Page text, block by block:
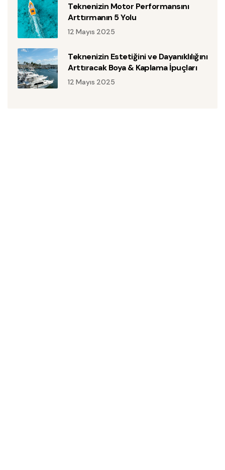
Teknenizin Motor Performansını
Arttırmanın 5 Yolu
12 Mayıs 2025
Teknenizin Estetiğini ve Dayanıklılığını
Arttıracak Boya & Kaplama İpuçları
12 Mayıs 2025